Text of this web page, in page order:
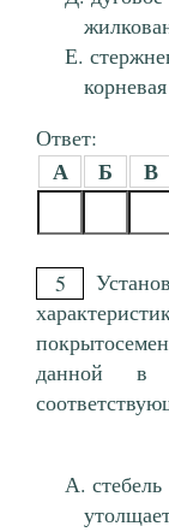
Ответ:
А Б В
5
данной в
стебель